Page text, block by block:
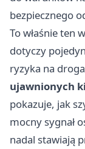
bezpiecznego
To właśnie ten
dotyczy
ryzyka na
ujawnionych
pokazuje, jak
mocny sygnał
nadal stawiają